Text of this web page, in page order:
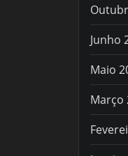
Junho
Maio
Março